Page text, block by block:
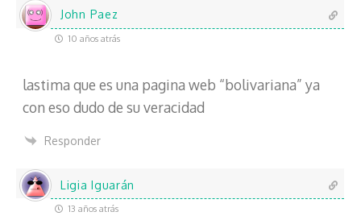
t
John Paez
10 años atrás
lastima que es una pagina web “bolivariana” ya
con eso dudo de su veracidad
Responder
Ligia Iguarán
13 años atrás